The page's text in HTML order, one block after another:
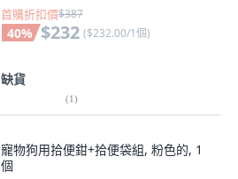
首購折扣價$387
40% $232 ($232.00/1個)
缺貨
(1)
寵物狗用拾便鉗+拾便袋組, 粉色的, 1
個